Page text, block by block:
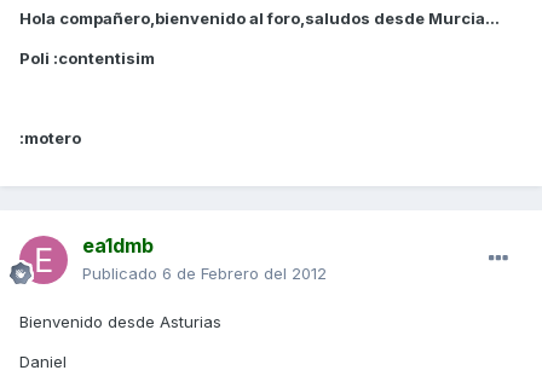
Hola compañero,bienvenido al foro,saludos desde Murcia...
Poli :contentisim
:motero
ea1dmb
Publicado 6 de Febrero del 2012
Bienvenido desde Asturias
Daniel